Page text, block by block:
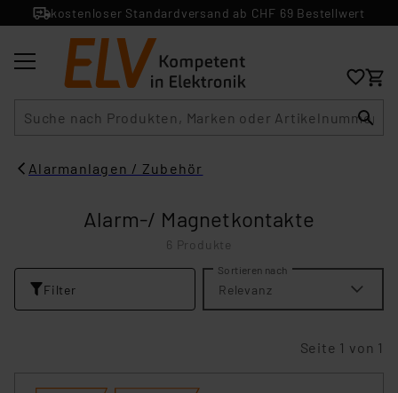
kostenloser Standardversand ab CHF 69 Bestellwert
Alarmanlagen / Zubehör
Alarm-/ Magnetkontakte
6 Produkte
Filter
Sortieren nach
Relevanz
Seite 1 von 1